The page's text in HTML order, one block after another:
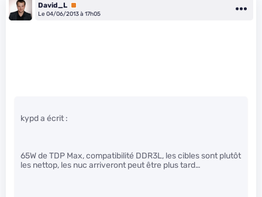
David_L Premium
Le 04/06/2013 à 17h05
kypd a écrit :
65W de TDP Max, compatibilité DDR3L, les cibles sont plutôt
les nettop, les nuc arriveront peut être plus tard…